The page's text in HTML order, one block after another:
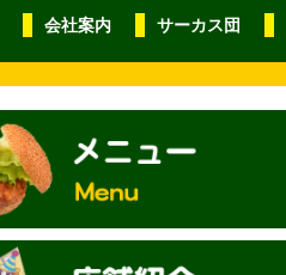
会社案内 サーカス団